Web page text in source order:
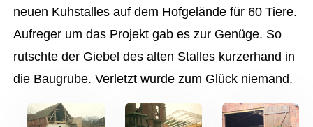
neuen Kuhstalles auf dem Hofgelände für 60 Tiere.
Aufreger um das Projekt gab es zur Genüge. So
rutschte der Giebel des alten Stalles kurzerhand in
die Baugrube. Verletzt wurde zum Glück niemand.